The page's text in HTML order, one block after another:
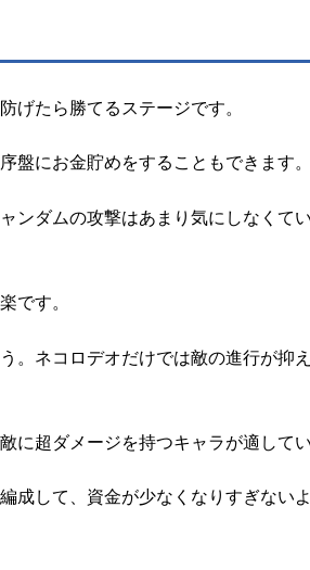
げたら勝てるステージです。
盤にお金貯めをすることもできます。
ンダムの攻撃はあまり気にしなくてい
です。
。ネコロデオだけでは敵の進行が抑
に超ダメージを持つキャラが適してい
成して、資金が少なくなりすぎない